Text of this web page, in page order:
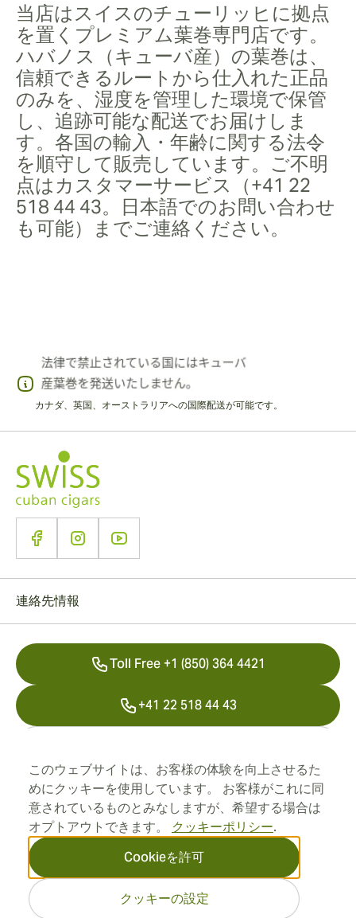
このウェブサイトは、お客様の体験を向上させるた
めにクッキーを使用しています。 お客様がこれに同
意されているものとみなしますが、希望する場合は
オプトアウトできます。 クッキーポリシー.
Cookieを許可
クッキーの設定
当店はスイスのチューリッヒに拠点
を置くプレミアム葉巻専門店です。
ハバノス（キューバ産）の葉巻は、
信頼できるルートから仕入れた正品
のみを、湿度を管理した環境で保管
し、追跡可能な配送でお届けしま
す。各国の輸入・年齢に関する法令
を順守して販売しています。ご不明
点はカスタマーサービス（+41 22
518 44 43。日本語でのお問い合わせ
も可能）までご連絡ください。
カナダ、英国、オーストラリアへの国際配送が可能です。
住所
インフォメーション
連絡先情報
Toll Free +1 (850) 364 4421
+41 22 518 44 43
2026 SwissCubanCigars.jp —
Cigar Group. すべての権利は